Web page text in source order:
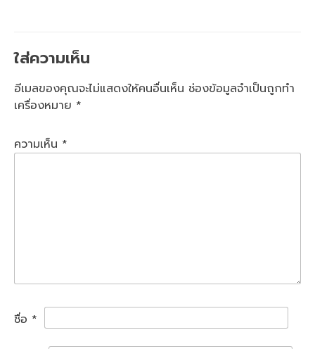
ใส่ความเห็น
อีเมลของคุณจะไม่แสดงให้คนอื่นเห็น ช่องข้อมูลจำเป็นถูกทำ
เครื่องหมาย *
ความเห็น *
ชื่อ *